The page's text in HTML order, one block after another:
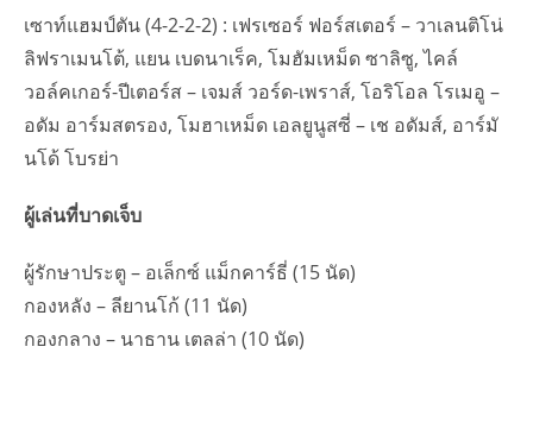
เซาท์แฮมป์ตัน (4-2-2-2) : เฟรเซอร์ ฟอร์สเตอร์ – วาเลนติโน่
ลิฟราเมนโต้, แยน เบดนาเร็ค, โมฮัมเหม็ด ซาลิซู, ไคล์
วอล์คเกอร์-ปีเตอร์ส – เจมส์ วอร์ด-เพราส์, โอริโอล โรเมอู –
อดัม อาร์มสตรอง, โมฮาเหม็ด เอลยูนูสซี่ – เช อดัมส์, อาร์มั
นโด้ โบรย่า
ผู้เล่นที่บาดเจ็บ
ผู้รักษาประตู – อเล็กซ์ แม็กคาร์ธี่ (15 นัด)
กองหลัง – ลียานโก้ (11 นัด)
กองกลาง – นาธาน เตลล่า (10 นัด)